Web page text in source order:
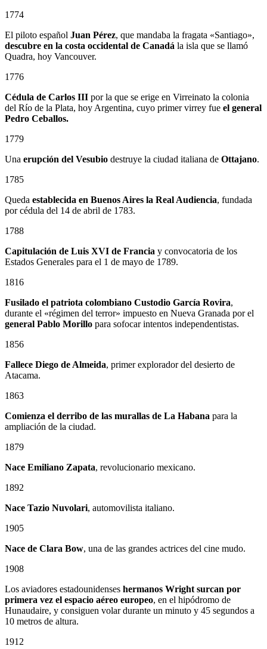
1774
El piloto español Juan Pérez, que mandaba la fragata «Santiago»,
descubre en la costa occidental de Canadá la isla que se llamó
Quadra, hoy Vancouver.
1776
Cédula de Carlos III por la que se erige en Virreinato la colonia
del Río de la Plata, hoy Argentina, cuyo primer virrey fue el general
Pedro Ceballos.
1779
Una erupción del Vesubio destruye la ciudad italiana de Ottajano.
1785
Queda establecida en Buenos Aires la Real Audiencia, fundada
por cédula del 14 de abril de 1783.
1788
Capitulación de Luis XVI de Francia y convocatoria de los
Estados Generales para el 1 de mayo de 1789.
1816
Fusilado el patriota colombiano Custodio García Rovira,
durante el «régimen del terror» impuesto en Nueva Granada por el
general Pablo Morillo para sofocar intentos independentistas.
1856
Fallece Diego de Almeida, primer explorador del desierto de
Atacama.
1863
Comienza el derribo de las murallas de La Habana para la
ampliación de la ciudad.
1879
Nace Emiliano Zapata, revolucionario mexicano.
1892
Nace Tazio Nuvolari, automovilista italiano.
1905
Nace de Clara Bow, una de las grandes actrices del cine mudo.
1908
Los aviadores estadounidenses hermanos Wright surcan por
primera vez el espacio aéreo europeo, en el hipódromo de
Hunaudaire, y consiguen volar durante un minuto y 45 segundos a
10 metros de altura.
1912